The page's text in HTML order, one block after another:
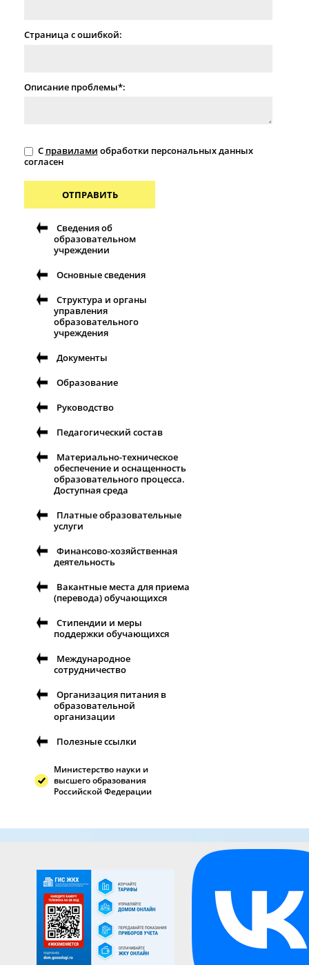
Страница с ошибкой:
Описание проблемы*:
С правилами обработки персональных данных
согласен
ОТПРАВИТЬ
Сведения об
образовательном
учреждении
Основные сведения
Структура и органы
управления
образовательного
учреждения
Документы
Образование
Руководство
Педагогический состав
Материально-техническое
обеспечение и оснащенность
образовательного процесса.
Доступная среда
Платные образовательные
услуги
Финансово-хозяйственная
деятельность
Вакантные места для приема
(перевода) обучающихся
Стипендии и меры
поддержки обучающихся
Международное
сотрудничество
Организация питания в
образовательной
организации
Полезные ссылки
Министерство науки и
высшего образования
Российской Федерации